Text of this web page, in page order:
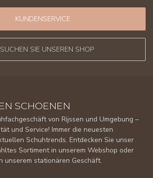
KUNDENSERVICE
SIE UNSEREN SHOP
SCHOENEN
von Rijssen und Umgebung –
und Service! Immer die neuesten
Schuhtrends. Entdecken Sie unser
Sortiment in unserem Webshop oder
unserem stationären Geschäft.